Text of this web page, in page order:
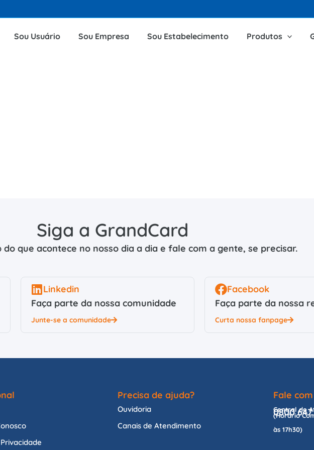
Sou Usuário Sou Empresa Sou Estabelecimento Produtos
Siga a GrandCard
que acontece no nosso dia a dia e fale com a gente, se precisar.
Linkedin
Faça parte da nossa comunidade
Junte-se a comunidade
Facebook
Faça parte da nossa
Curta nossa fanpage
Precisa de ajuda?
Ouvidoria
Canais de Atendimento
Fale
Central de
0800
(Horário
às 17h30)